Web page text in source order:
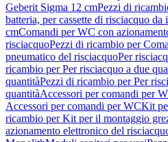
Geberit Sigma 12 cmPezzi di
batteria, per cassette di risciacquo da
cmComandi per WC con
risciacquoPezzi di ricambio per
pneumatico del risciacquoPer
ricambio per Per risciacquo a due
quantitàPezzi di ricambio per Per
quantitàAccessori per comandi per
Accessori per comandi per WCKit
ricambio per Kit per il montaggio
azionamento elettronico del